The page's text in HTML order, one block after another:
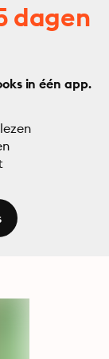
dagen
in één app.